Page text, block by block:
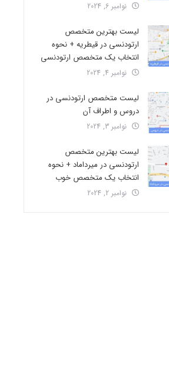
نوامبر 6, 2024
لیست بهترین متخصص
ارتودنسی در قیطریه + نحوه
انتخاب یک متخصص ارتودنسی
نوامبر 4, 2024
لیست متخصص ارتودنسی در
دروس و اطراف آن
نوامبر 3, 2024
لیست بهترین متخصص
ارتودنسی در میرداماد + نحوه
انتخاب یک متخصص خوب
نوامبر 2, 2024